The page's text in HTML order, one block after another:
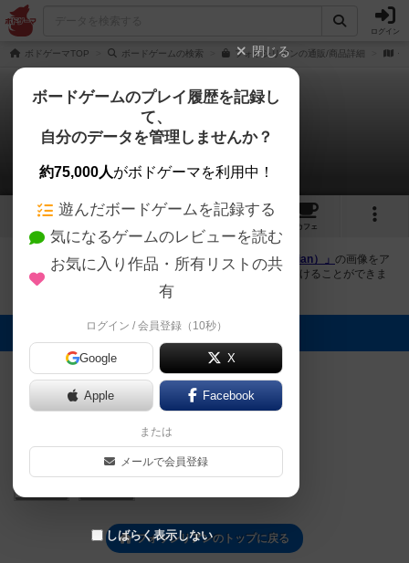
ログイン
ボドゲーマTOP ボードゲームの検索 フォッシリアンの通販/商品詳細 作
フォッシリアン
2件の画像
2 1
カフェ
ボドゲーマにログインすると、 「フォッシリアン（Fossilian）」 の画像をア
ップロード出来たり、他のユーザーの投稿画像に評価を付けることができま
す。また、トップ6の画像は様々なページで表示されます。
トップに表示される画像
符亀
フォッシリアンのトップに戻る
閉じる
ボードゲームのプレイ履歴を記録し
て、
自分のデータを管理しませんか？
約75,000人がボドゲーマを利用中！
遊んだボードゲームを記録する
気になるゲームのレビューを読む
お気に入り作品・所有リストの共
有
ログイン / 会員登録（10秒）
Google X
Apple Facebook
または
メールで会員登録
しばらく表示しない